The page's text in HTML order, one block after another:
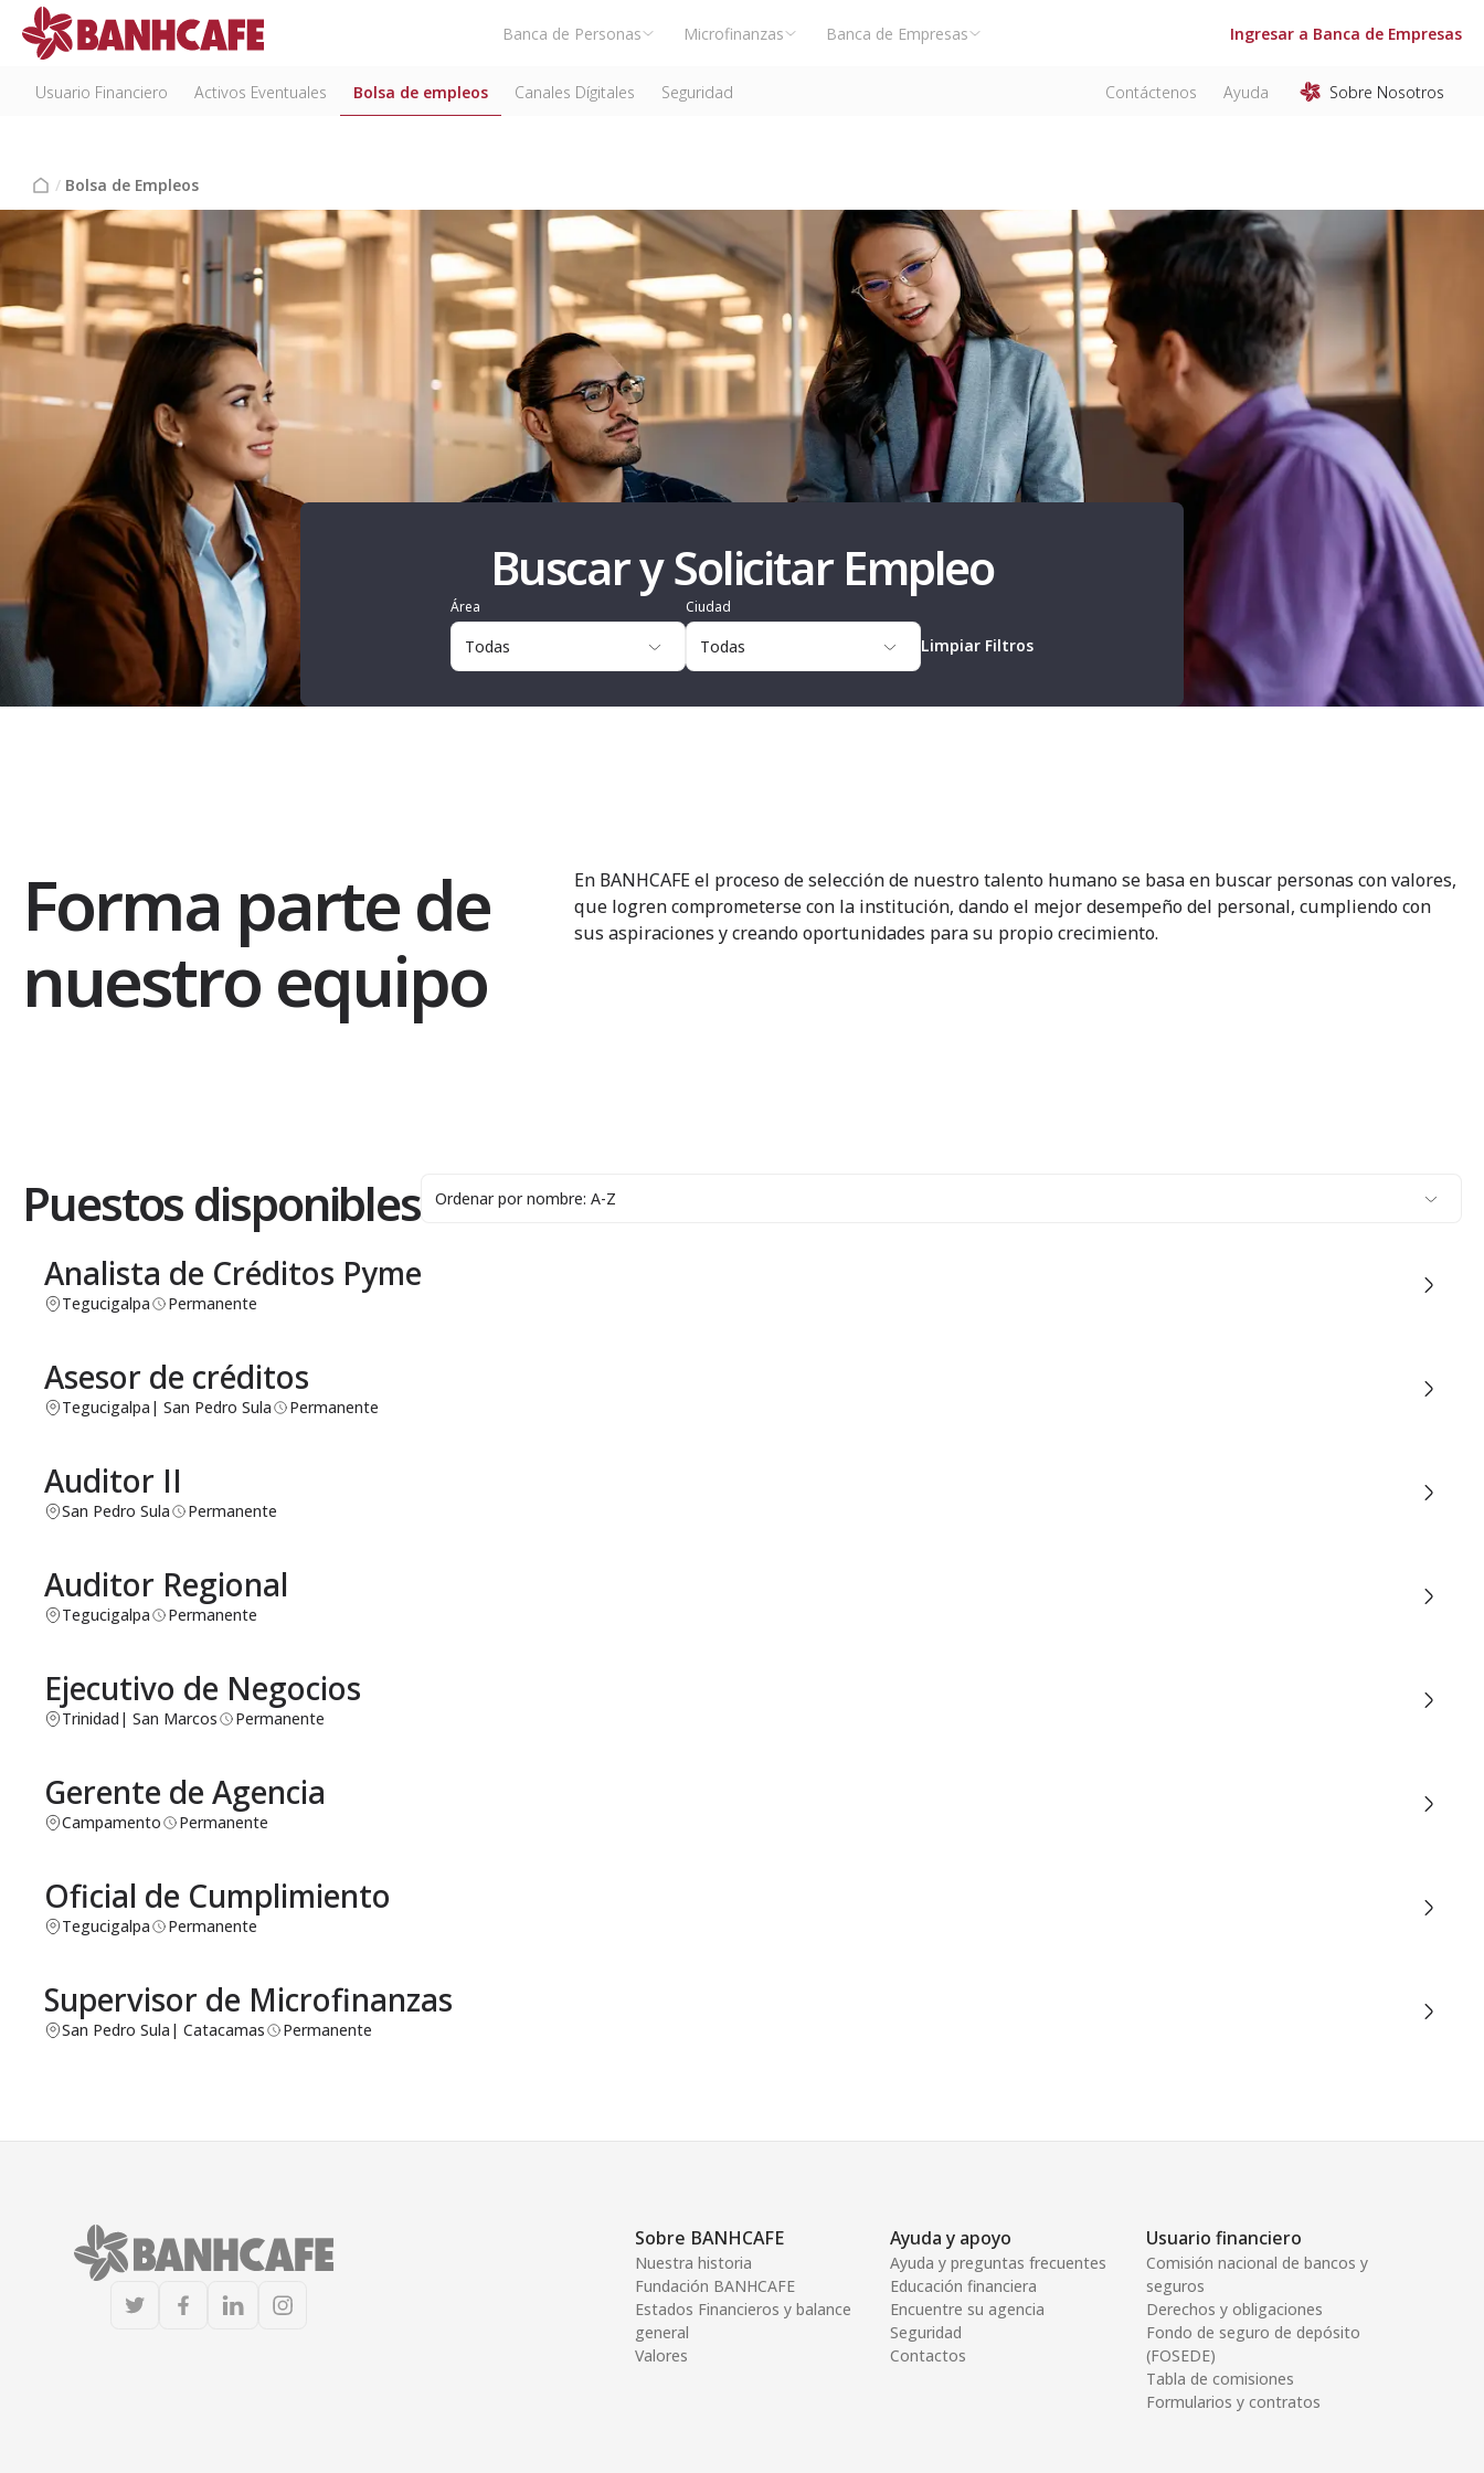
Banca de Personas Microfinanzas Banca de Empresas Ingresar a Banca de Empresas
Usuario Financiero Activos Eventuales Bolsa de empleos Canales Dígitales Seguridad Contáctenos Ayuda Sobre Nosotros
/ Bolsa de Empleos
Buscar y Solicitar Empleo
Área Ciudad
Limpiar Filtros
Forma parte de
nuestro equipo
En BANHCAFE el proceso de selección de nuestro talento humano se basa en buscar personas con valores,
que logren comprometerse con la institución, dando el mejor desempeño del personal, cumpliendo con
sus aspiraciones y creando oportunidades para su propio crecimiento.
Puestos disponibles
Analista de Créditos Pyme
Tegucigalpa Permanente
Asesor de créditos
Tegucigalpa | San Pedro Sula Permanente
Auditor II
San Pedro Sula Permanente
Auditor Regional
Tegucigalpa Permanente
Ejecutivo de Negocios
Trinidad | San Marcos Permanente
Gerente de Agencia
Campamento Permanente
Oficial de Cumplimiento
Tegucigalpa Permanente
Supervisor de Microfinanzas
San Pedro Sula | Catacamas Permanente
Sobre BANHCAFE
Nuestra historia
Fundación BANHCAFE
Estados Financieros y balance
general
Valores
Ayuda y apoyo
Ayuda y preguntas frecuentes
Educación financiera
Encuentre su agencia
Seguridad
Contactos
Usuario financiero
Comisión nacional de bancos y
seguros
Derechos y obligaciones
Fondo de seguro de depósito
(FOSEDE)
Tabla de comisiones
Formularios y contratos